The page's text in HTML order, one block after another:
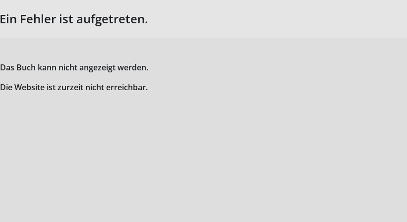
Ein Fehler ist aufgetreten.
Das Buch kann nicht angezeigt werden.
Die Website ist zurzeit nicht erreichbar.